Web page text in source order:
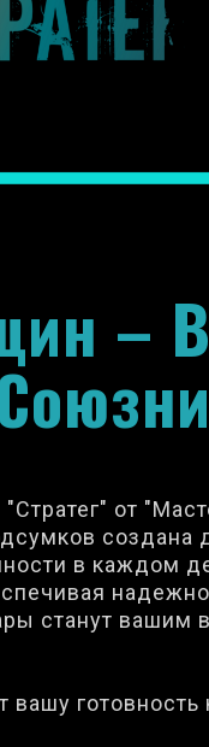
от
создана
в каждом
станут вашим
вашу